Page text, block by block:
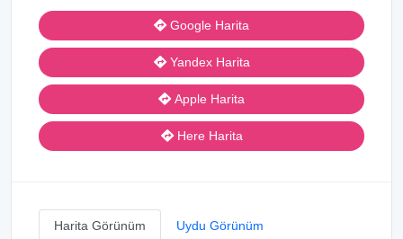
Google Harita
Yandex Harita
Apple Harita
Here Harita
Harita Görünüm Uydu Görünüm